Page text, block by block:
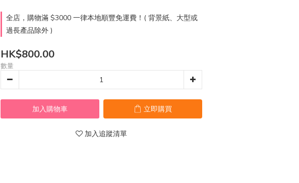
全店，購物滿 $3000 一律本地順豐免運費！( 背景紙、大型或
過長產品除外 )
HK$800.00
數量
加入購物車 立即購買
加入追蹤清單